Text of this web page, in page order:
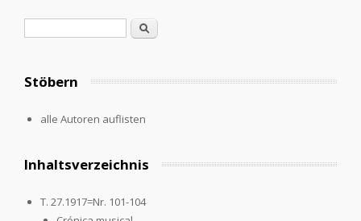
Search
Stöbern
alle Autoren auflisten
Inhaltsverzeichnis
T. 27.1917=Nr. 101-104